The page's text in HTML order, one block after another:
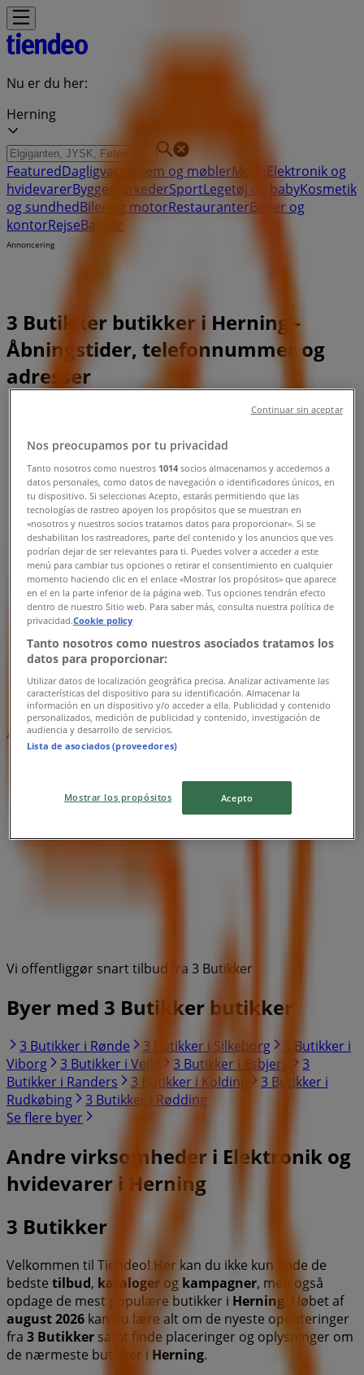
Nu er du her:
Herning
FeaturedDagligvarer Hjem og møblerMode Elektronik og
hvidevarerByggemarkederSportLegetøj og babyKosmetik
og sundhedBiler og motorRestauranterBøger og
kontorRejseBanker
Annoncering
3 Butikker butikker i Herning -
Åbningstider, telefonnummer og
adresser
3 Butikker i Herning»
3 Butikker butikker i Herning
3 Butikker
Merkurvej 1 Butik 4, Herning
1.9 km
Annoncering
Vi offentliggør snart tilbud fra 3 Butikker
Byer med 3 Butikker butikker
3 Butikker i Rønde 3 Butikker i Silkeborg
3 Butikker i
Viborg
3 Butikker i Vejle 3 Butikker i Esbjerg
3
Butikker i Randers
3 Butikker i Kolding
3 Butikker i
Rudkøbing
3 Butikker i Rødding
Se flere byer
Andre virksomheder i Elektronik og
hvidevarer i Herning
3 Butikker
Velkommen til Tiendeo! Her kan du ikke kun finde de
bedste tilbud, kataloger og kampagner, men også
opdage de mest populære butikker i Herning . I løbet af
august 2026 kan du lære alt om de nyeste opdateringer
fra 3 Butikker samt finde placeringer og oplysninger om
de nærmeste butikker i Herning.
Nos preocupamos por tu privacidad
Tanto nosotros como nuestros 1014 socios almacenamos y accedemos a
datos personales, como datos de navegación o identificadores únicos, en
tu dispositivo. Si seleccionas Acepto, estarás permitiendo que las
tecnologías de rastreo apoyen los propósitos que se muestran en
«nosotros y nuestros socios tratamos datos para proporcionar». Si se
deshabilitan los rastreadores, parte del contenido y los anuncios que ves
podrían dejar de ser relevantes para ti. Puedes volver a acceder a este
menú para cambiar tus opciones o retirar el consentimiento en cualquier
momento haciendo clic en el enlace «Mostrar los propósitos» que aparece
en el en la parte inferior de la página web. Tus opciones tendrán efecto
dentro de nuestro Sitio web. Para saber más, consulta nuestra política de
privacidad.Cookie policy
Tanto nosotros como nuestros asociados tratamos los
datos para proporcionar:
Utilizar datos de localización geográfica precisa. Analizar activamente las
características del dispositivo para su identificación. Almacenar la
información en un dispositivo y/o acceder a ella. Publicidad y contenido
personalizados, medición de publicidad y contenido, investigación de
audiencia y desarrollo de servicios.
Lista de asociados (proveedores)
Mostrar los propósitos Acepto
Continuar sin aceptar